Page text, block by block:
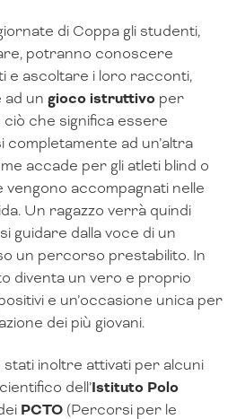
di Coppa gli studenti,
potranno conoscere
e ascoltare i loro racconti,
un gioco istruttivo per
che significa essere
completamente ad un’altra
accade per gli atleti blind o
vengono accompagnati nelle
Un ragazzo verrà quindi
guidare dalla voce di un
un percorso prestabilito. In
diventa un vero e proprio
e un’occasione unica per
dei più giovani.
inoltre attivati per alcuni
dell’Istituto Polo
PCTO (Percorsi per le